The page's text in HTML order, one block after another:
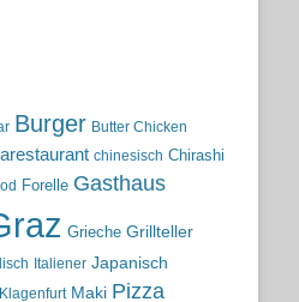
Burger Butter Chicken
chinesisch Chirashi
Forelle Gasthaus
Grieche Grillteller
Italiener Japanisch
Klagenfurt Maki Pizza